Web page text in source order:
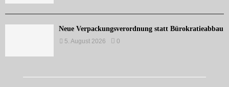
Neue Verpackungsverordnung statt Bürokratieabbau
5. August 2026 0